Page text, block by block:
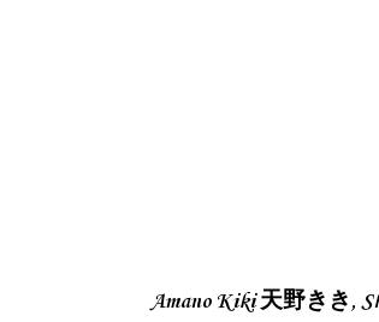
Amano Kiki 天野きき,